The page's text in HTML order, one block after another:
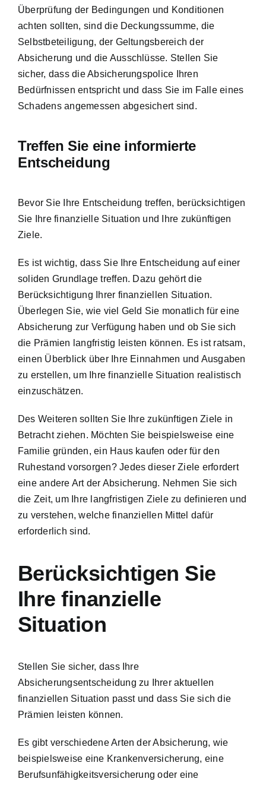
Überprüfung der Bedingungen und Konditionen
achten sollten, sind die Deckungssumme, die
Selbstbeteiligung, der Geltungsbereich der
Absicherung und die Ausschlüsse. Stellen Sie
sicher, dass die Absicherungspolice Ihren
Bedürfnissen entspricht und dass Sie im Falle eines
Schadens angemessen abgesichert sind.
Treffen Sie eine informierte
Entscheidung
Bevor Sie Ihre Entscheidung treffen, berücksichtigen
Sie Ihre finanzielle Situation und Ihre zukünftigen
Ziele.
Es ist wichtig, dass Sie Ihre Entscheidung auf einer
soliden Grundlage treffen. Dazu gehört die
Berücksichtigung Ihrer finanziellen Situation.
Überlegen Sie, wie viel Geld Sie monatlich für eine
Absicherung zur Verfügung haben und ob Sie sich
die Prämien langfristig leisten können. Es ist ratsam,
einen Überblick über Ihre Einnahmen und Ausgaben
zu erstellen, um Ihre finanzielle Situation realistisch
einzuschätzen.
Des Weiteren sollten Sie Ihre zukünftigen Ziele in
Betracht ziehen. Möchten Sie beispielsweise eine
Familie gründen, ein Haus kaufen oder für den
Ruhestand vorsorgen? Jedes dieser Ziele erfordert
eine andere Art der Absicherung. Nehmen Sie sich
die Zeit, um Ihre langfristigen Ziele zu definieren und
zu verstehen, welche finanziellen Mittel dafür
erforderlich sind.
Berücksichtigen Sie
Ihre finanzielle
Situation
Stellen Sie sicher, dass Ihre
Absicherungsentscheidung zu Ihrer aktuellen
finanziellen Situation passt und dass Sie sich die
Prämien leisten können.
Es gibt verschiedene Arten der Absicherung, wie
beispielsweise eine Krankenversicherung, eine
Berufsunfähigkeitsversicherung oder eine